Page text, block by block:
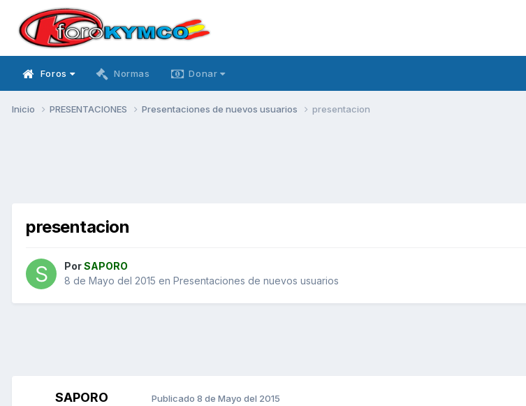
Foros Normas Donar
Inicio PRESENTACIONES Presentaciones de nuevos usuarios presentacion
presentacion
PorSAPORO
8 de Mayo del 2015 en Presentaciones de nuevos usuarios
SAPORO Publicado 8 de Mayo del 2015